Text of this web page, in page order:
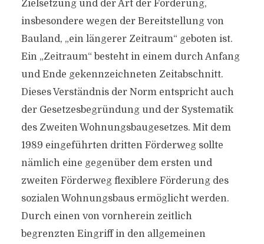
Zielsetzung und der Art der Förderung,
insbesondere wegen der Bereitstellung von
Bauland, „ein längerer Zeitraum“ geboten ist.
Ein „Zeitraum“ besteht in einem durch Anfang
und Ende gekennzeichneten Zeitabschnitt.
Dieses Verständnis der Norm entspricht auch
der Gesetzesbegründung und der Systematik
des Zweiten Wohnungsbaugesetzes. Mit dem
1989 eingeführten dritten Förderweg sollte
nämlich eine gegenüber dem ersten und
zweiten Förderweg flexiblere Förderung des
sozialen Wohnungsbaus ermöglicht werden.
Durch einen von vornherein zeitlich
begrenzten Eingriff in den allgemeinen